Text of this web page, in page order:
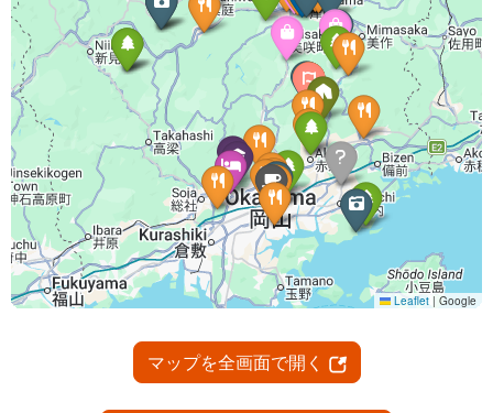
マップを全画面で開く